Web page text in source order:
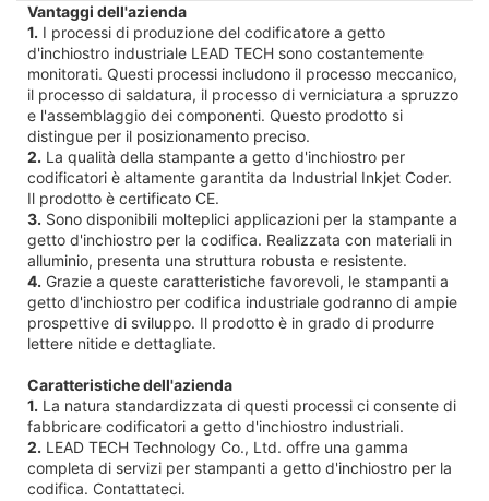
Vantaggi dell'azienda
1. I processi di produzione del codificatore a getto
d'inchiostro industriale LEAD TECH sono costantemente
monitorati. Questi processi includono il processo meccanico,
il processo di saldatura, il processo di verniciatura a spruzzo
e l'assemblaggio dei componenti. Questo prodotto si
distingue per il posizionamento preciso.
2. La qualità della stampante a getto d'inchiostro per
codificatori è altamente garantita da Industrial Inkjet Coder.
Il prodotto è certificato CE.
3. Sono disponibili molteplici applicazioni per la stampante a
getto d'inchiostro per la codifica. Realizzata con materiali in
alluminio, presenta una struttura robusta e resistente.
4. Grazie a queste caratteristiche favorevoli, le stampanti a
getto d'inchiostro per codifica industriale godranno di ampie
prospettive di sviluppo. Il prodotto è in grado di produrre
lettere nitide e dettagliate.
Caratteristiche dell'azienda
1. La natura standardizzata di questi processi ci consente di
fabbricare codificatori a getto d'inchiostro industriali.
2. LEAD TECH Technology Co., Ltd. offre una gamma
completa di servizi per stampanti a getto d'inchiostro per la
codifica. Contattateci.